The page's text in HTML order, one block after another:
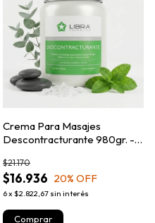
Crema Para Masajes
Descontracturante 980gr. -
$16.936
$21.170
20% OFF
6x $2.822,67 sin interés